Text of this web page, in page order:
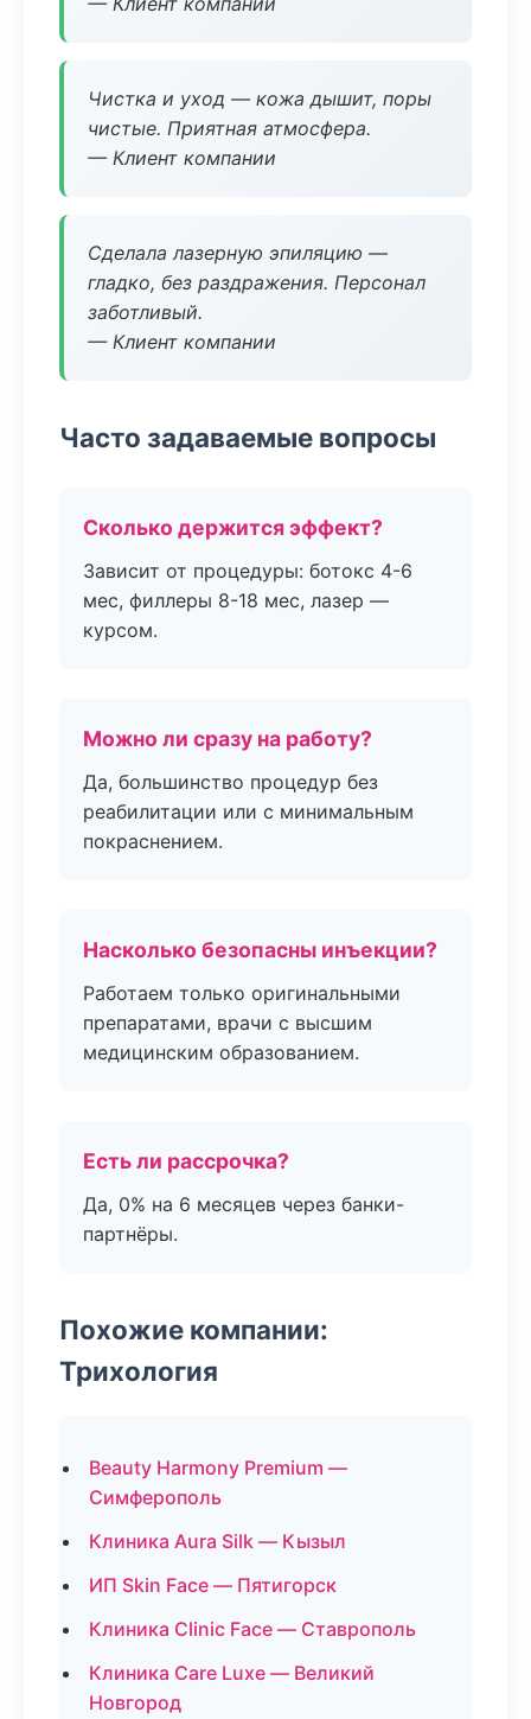
Чистка и уход — кожа дышит, поры
чистые. Приятная атмосфера.
— Клиент компании
Сделала лазерную эпиляцию —
гладко, без раздражения. Персонал
заботливый.
— Клиент компании
Часто задаваемые вопросы
Сколько держится эффект?
Зависит от процедуры: ботокс 4-6
мес, филлеры 8-18 мес, лазер —
курсом.
Можно ли сразу на работу?
Да, большинство процедур без
реабилитации или с минимальным
покраснением.
Насколько безопасны инъекции?
Работаем только оригинальными
препаратами, врачи с высшим
медицинским образованием.
Есть ли рассрочка?
Да, 0% на 6 месяцев через банки-
партнёры.
Похожие компании:
Трихология
Beauty Harmony Premium —
Симферополь
Клиника Aura Silk — Кызыл
ИП Skin Face — Пятигорск
Клиника Clinic Face — Ставрополь
Клиника Care Luxe — Великий
Новгород